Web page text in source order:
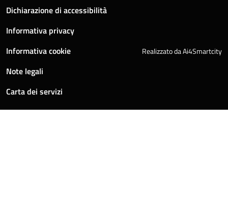
Dichiarazione di accessibilità
Informativa privacy
Informativa cookie
Note legali
Carta dei servizi
Realizzato da Ai4Smartcity